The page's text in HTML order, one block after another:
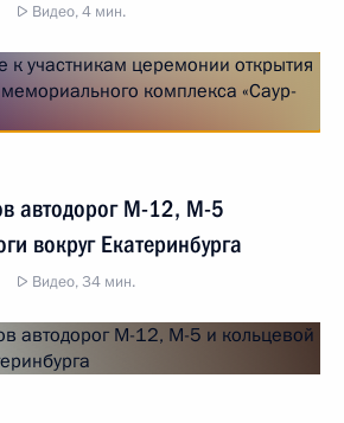
Видео, 4 мин.
автодорог М-12, М-5
вокруг Екатеринбурга
Видео, 34 мин.